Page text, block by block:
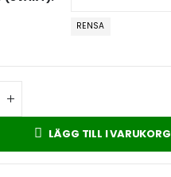
RENSA
LÄGG TILL I VARUKORG